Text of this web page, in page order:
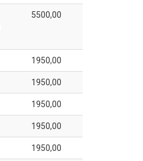
5500,00
1950,00
1950,00
1950,00
1950,00
1950,00